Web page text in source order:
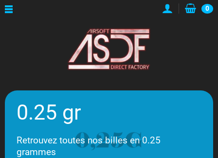
0
0.25 gr
Retrouvez toutes nos billes en 0.25
grammes